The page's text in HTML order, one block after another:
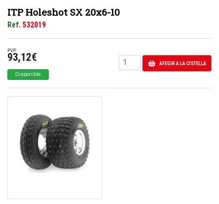
ITP Holeshot SX 20x6-10
Ref. 532019
PVP
93,12€
Disponible
AFEGIR A LA CISTELLA